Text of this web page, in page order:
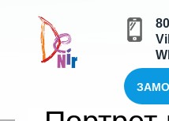
Портрет